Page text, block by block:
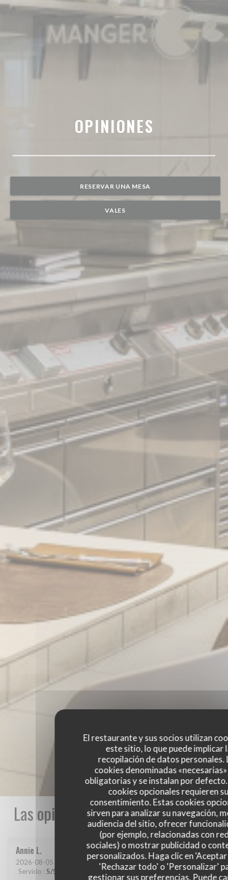
El restaurante y sus socios utilizan
este sitio, lo que puede implicar
recopilación de datos personales.
cookies denominadas
obligatorias y se instalan por
cookies opcionales requieren
consentimiento. Estas cookies
sirven para analizar su navegación,
audiencia del sitio, ofrecer
(por ejemplo, relacionadas con
sociales) o mostrar publicidad o
personalizados. Haga clic en
'Rechazar todo' o 'Personalizar'
gestionar sus preferencias. Puede
OPINIONES
RESERVAR UNA MESA
VALES
Las opiniones de nuestros clientes
Annie L
2026-08-05 - 12:15 - Invitados 2
Servicio : 5/5 /5 Menú:4/5 Calidad / Precio:4/5